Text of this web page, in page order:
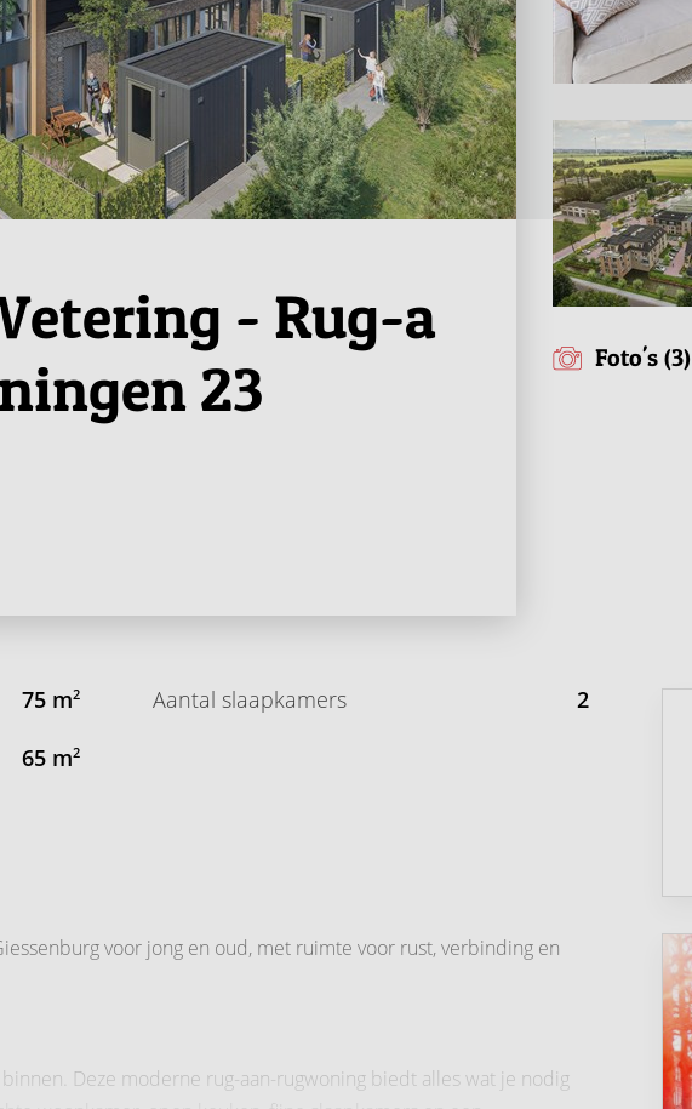
- Rug-a
23
Foto's (3)
75 m2
65 m2
Aantal slaapkamers 2
voor jong en oud, met ruimte voor rust, verbinding en
Deze moderne rug-aan-rugwoning biedt alles wat je nodig